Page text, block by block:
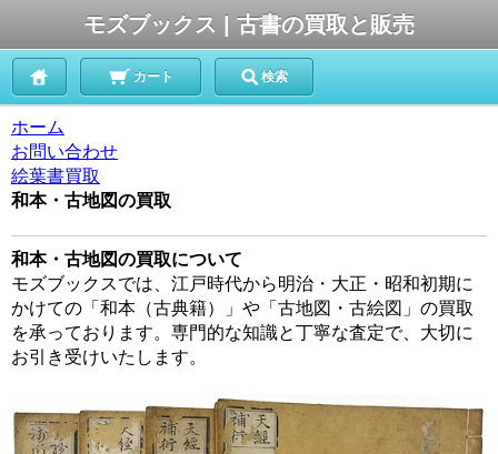
モズブックス | 古書の買取と販売
カート 検索
ホーム
お問い合わせ
絵葉書買取
和本・古地図の買取
和本・古地図の買取について
モズブックスでは、江戸時代から明治・大正・昭和初期に
かけての「和本（古典籍）」や「古地図・古絵図」の買取
を承っております。専門的な知識と丁寧な査定で、大切に
お引き受けいたします。